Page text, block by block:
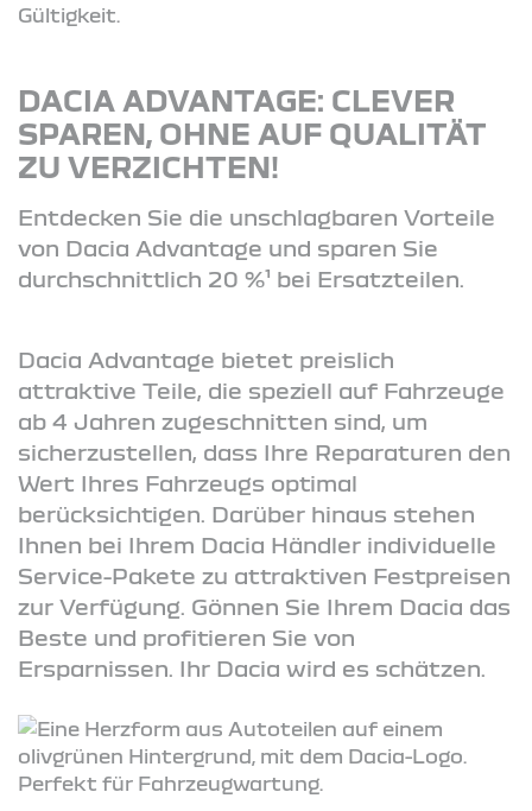
Gültigkeit.
DACIA ADVANTAGE: CLEVER
SPAREN, OHNE AUF QUALITÄT
ZU VERZICHTEN!
Entdecken Sie die unschlagbaren Vorteile
von Dacia Advantage und sparen Sie
durchschnittlich 20 %¹ bei Ersatzteilen.
Dacia Advantage bietet preislich
attraktive Teile, die speziell auf Fahrzeuge
ab 4 Jahren zugeschnitten sind, um
sicherzustellen, dass Ihre Reparaturen den
Wert Ihres Fahrzeugs optimal
berücksichtigen. Darüber hinaus stehen
Ihnen bei Ihrem Dacia Händler individuelle
Service-Pakete zu attraktiven Festpreisen
zur Verfügung. Gönnen Sie Ihrem Dacia das
Beste und profitieren Sie von
Ersparnissen. Ihr Dacia wird es schätzen.